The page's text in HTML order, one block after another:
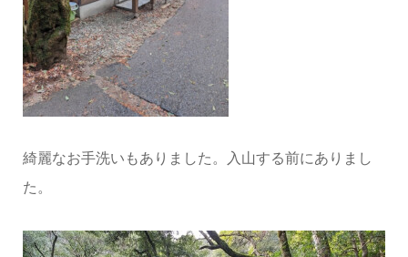
綺麗なお手洗いもありました。入山する前にありまし
た。